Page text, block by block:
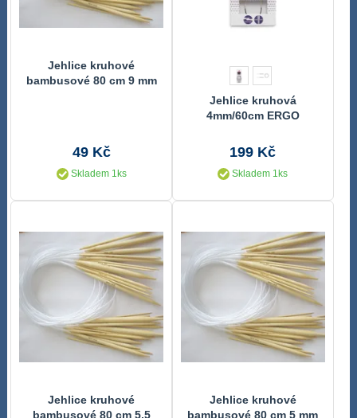
Jehlice kruhové
bambusové 80 cm 9 mm
49 Kč
Skladem 1ks
Jehlice kruhová
4mm/60cm ERGO
199 Kč
Skladem 1ks
Jehlice kruhové
bambusové 80 cm 5,5
Jehlice kruhové
bambusové 80 cm 5 mm